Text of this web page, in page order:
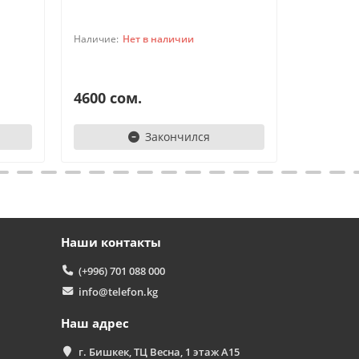
Нет в наличии
4600 сом.
Закончился
Наши контакты
(+996) 701 088 000
info@telefon.kg
Наш адрес
г. Бишкек, ТЦ Весна, 1 этаж А15
Здравствуйте! 👋
Чем можем помочь?